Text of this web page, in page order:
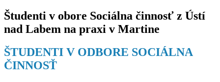
Študenti v obore Sociálna činnosť z Ústí
nad Labem na praxi v Martine
ŠTUDENTI V ODBORE SOCIÁLNA
ČINNOSŤ